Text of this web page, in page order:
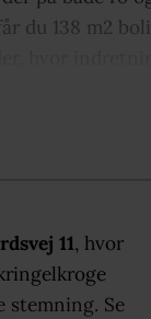
du 138 m2
øjeblik.
nydes.
med dejligt vue
og der er
med kort
11, hvor
stemning. Se